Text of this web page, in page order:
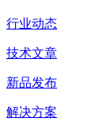
行业动态
技术文章
新品发布
解决方案